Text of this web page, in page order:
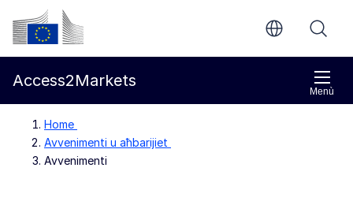
Mur għall-kontenut ewlieni
Kummissjoni Ewropea
Menù
Access2Markets
Home
Avvenimenti u aħbarijiet
Avvenimenti